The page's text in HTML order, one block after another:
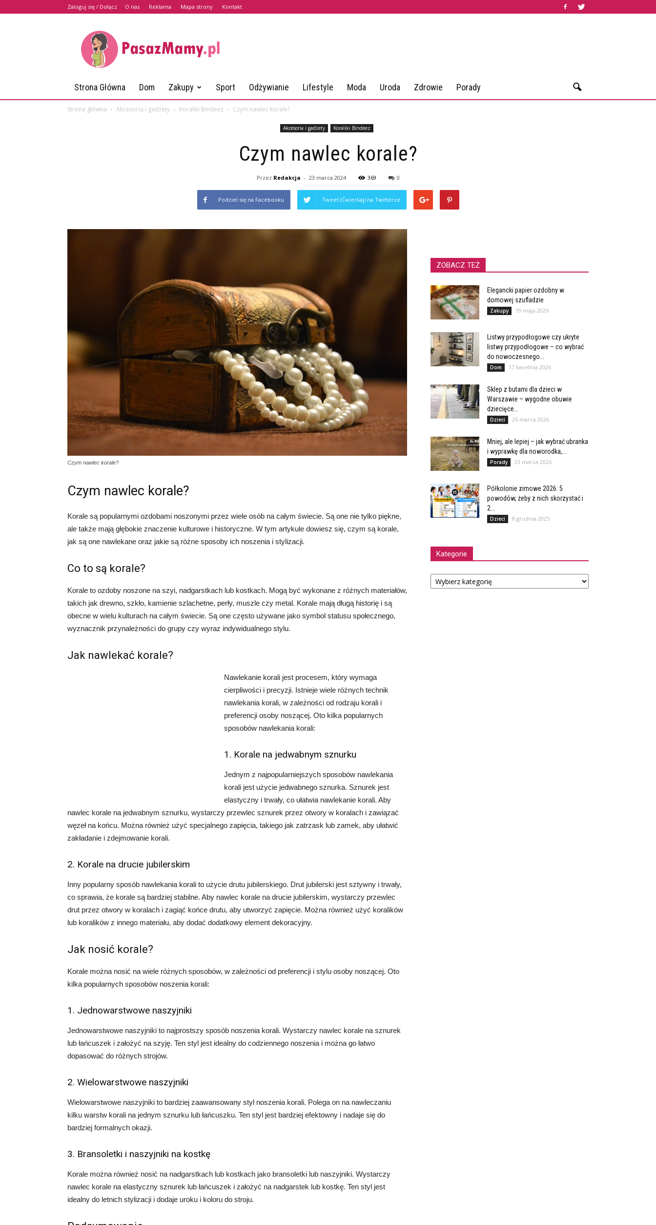
Zaloguj się / Dołącz O nas Reklama Mapa strony Kontakt
PasazMamy.pl
Strona Główna Dom Zakupy Sport Odżywianie Lifestyle Moda Uroda Zdrowie Porady
Strona główna Akcesoria i gadżety Koraliki Bindeez Czym nawlec korale?
Akcesoria i gadżety Koraliki Bindeez
Czym nawlec korale?
Przez Redakcja - 23 marca 2024 369 0
Podziel się na Facebooku Tweet (Ćwierkaj) na Twitterze
Czym nawlec korale?
Czym nawlec korale?
Korale są popularnymi ozdobami noszonymi przez wiele osób na całym świecie. Są one nie tylko piękne,
ale także mają głębokie znaczenie kulturowe i historyczne. W tym artykule dowiesz się, czym są korale,
jak są one nawlekane oraz jakie są różne sposoby ich noszenia i stylizacji.
Co to są korale?
Korale to ozdoby noszone na szyi, nadgarstkach lub kostkach. Mogą być wykonane z różnych materiałów,
takich jak drewno, szkło, kamienie szlachetne, perły, muszle czy metal. Korale mają długą historię i są
obecne w wielu kulturach na całym świecie. Są one często używane jako symbol statusu społecznego,
wyznacznik przynależności do grupy czy wyraz indywidualnego stylu.
Jak nawlekać korale?
Nawlekanie korali jest procesem, który wymaga
cierpliwości i precyzji. Istnieje wiele różnych technik
nawlekania korali, w zależności od rodzaju korali i
preferencji osoby noszącej. Oto kilka popularnych
sposobów nawlekania korali:
1. Korale na jedwabnym sznurku
Jednym z najpopularniejszych sposobów nawlekania
korali jest użycie jedwabnego sznurka. Sznurek jest
elastyczny i trwały, co ułatwia nawlekanie korali. Aby
nawlec korale na jedwabnym sznurku, wystarczy przewlec sznurek przez otwory w koralach i zawiązać
węzeł na końcu. Można również użyć specjalnego zapięcia, takiego jak zatrzask lub zamek, aby ułatwić
zakładanie i zdejmowanie korali.
2. Korale na drucie jubilerskim
Inny popularny sposób nawlekania korali to użycie drutu jubilerskiego. Drut jubilerski jest sztywny i trwały,
co sprawia, że korale są bardziej stabilne. Aby nawlec korale na drucie jubilerskim, wystarczy przewlec
drut przez otwory w koralach i zagiąć końce drutu, aby utworzyć zapięcie. Można również użyć koralików
lub koralików z innego materiału, aby dodać dodatkowy element dekoracyjny.
Jak nosić korale?
Korale można nosić na wiele różnych sposobów, w zależności od preferencji i stylu osoby noszącej. Oto
kilka popularnych sposobów noszenia korali:
1. Jednowarstwowe naszyjniki
Jednowarstwowe naszyjniki to najprostszy sposób noszenia korali. Wystarczy nawlec korale na sznurek
lub łańcuszek i założyć na szyję. Ten styl jest idealny do codziennego noszenia i można go łatwo
dopasować do różnych strojów.
2. Wielowarstwowe naszyjniki
Wielowarstwowe naszyjniki to bardziej zaawansowany styl noszenia korali. Polega on na nawleczaniu
kilku warstw korali na jednym sznurku lub łańcuszku. Ten styl jest bardziej efektowny i nadaje się do
bardziej formalnych okazji.
3. Bransoletki i naszyjniki na kostkę
Korale można również nosić na nadgarstkach lub kostkach jako bransoletki lub naszyjniki. Wystarczy
nawlec korale na elastyczny sznurek lub łańcuszek i założyć na nadgarstek lub kostkę. Ten styl jest
idealny do letnich stylizacji i dodaje uroku i koloru do stroju.
ZOBACZ TEŻ
Elegancki papier ozdobny w
domowej szufladzie
Zakupy 19 maja 2026
Listwy przypodłogowe czy ukryte
listwy przypodłogowe – co wybrać
do nowoczesnego...
Dom 17 kwietnia 2026
Sklep z butami dla dzieci w
Warszawie – wygodne obuwie
dziecięce...
Dzieci 26 marca 2026
Mniej, ale lepiej – jak wybrać ubranka
i wyprawkę dla noworodka,...
Porady 23 marca 2026
Półkolonie zimowe 2026: 5
powodów, żeby z nich skorzystać i
2...
Dzieci 8 grudnia 2025
Kategorie
Kategorie